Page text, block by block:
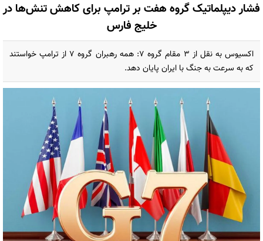
فشار دیپلماتیک گروه هفت بر ترامپ برای کاهش تنش‌ها در
خلیج فارس
اکسیوس به نقل از ۳ مقام گروه ۷: همه رهبران گروه ۷ از ترامپ خواستند
که به سرعت به جنگ با ایران پایان دهد.